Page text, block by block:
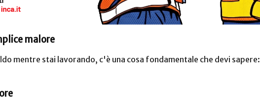
malore
mentre stai lavorando, c'è una cosa fondamentale che devi sapere: